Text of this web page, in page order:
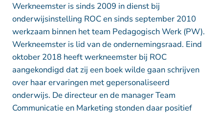
Werkneemster is sinds 2009 in dienst bij
onderwijsinstelling ROC en sinds september 2010
werkzaam binnen het team Pedagogisch Werk (PW).
Werkneemster is lid van de ondernemingsraad. Eind
oktober 2018 heeft werkneemster bij ROC
aangekondigd dat zij een boek wilde gaan schrijven
over haar ervaringen met gepersonaliseerd
onderwijs. De directeur en de manager Team
Communicatie en Marketing stonden daar positief